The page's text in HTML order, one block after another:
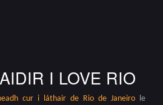
I LOVE RIO
cur i láthair de Rio de Janeirole